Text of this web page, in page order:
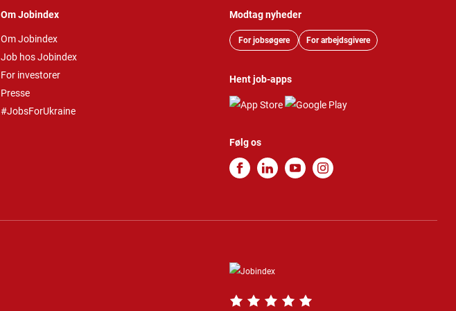
Om Jobindex
Om Jobindex
Job hos Jobindex
For investorer
Presse
#JobsForUkraine
Modtag nyheder
For jobsøgere For arbejdsgivere
Hent job-apps
Følg os